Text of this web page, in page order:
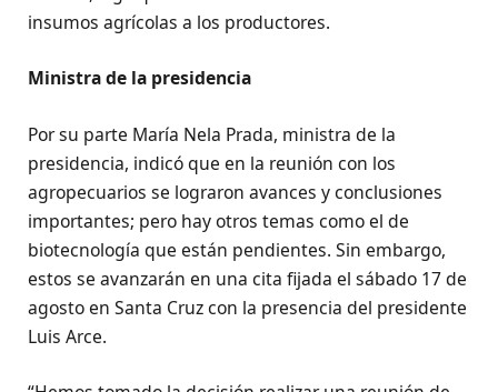
insumos agrícolas a los productores.
Ministra de la presidencia
Por su parte María Nela Prada, ministra de la
presidencia, indicó que en la reunión con los
agropecuarios se lograron avances y conclusiones
importantes; pero hay otros temas como el de
biotecnología que están pendientes. Sin embargo,
estos se avanzarán en una cita fijada el sábado 17 de
agosto en Santa Cruz con la presencia del presidente
Luis Arce.